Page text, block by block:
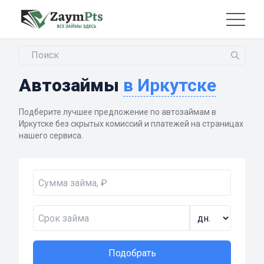
Автозаймы в Иркутске
Подберите лучшее предложение по автозаймам в
Иркутске без скрытых комиссий и платежей на страницах
нашего сервиса.
Подобрать